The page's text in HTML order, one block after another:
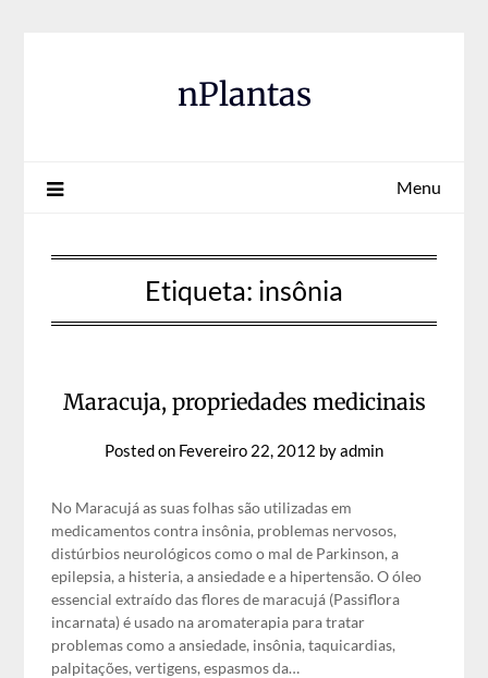
nPlantas
Menu
Etiqueta: insônia
Maracuja, propriedades medicinais
Posted on Fevereiro 22, 2012 byadmin
No Maracujá as suas folhas são utilizadas em
medicamentos contra insônia, problemas nervosos,
distúrbios neurológicos como o mal de Parkinson, a
epilepsia, a histeria, a ansiedade e a hipertensão. O óleo
essencial extraído das flores de maracujá (Passiflora
incarnata) é usado na aromaterapia para tratar
problemas como a ansiedade, insônia, taquicardias,
palpitações, vertigens, espasmos da…